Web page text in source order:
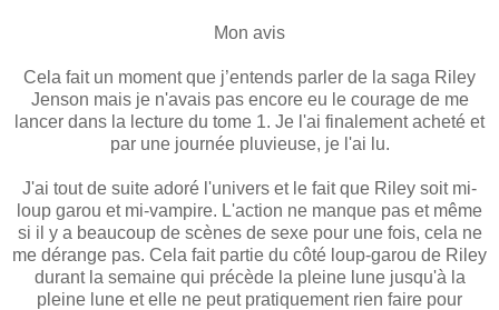
Mon avis
Cela fait un moment que j’entends parler de la saga Riley
Jenson mais je n'avais pas encore eu le courage de me
lancer dans la lecture du tome 1. Je l'ai finalement acheté et
par une journée pluvieuse, je l'ai lu.
J'ai tout de suite adoré l'univers et le fait que Riley soit mi-
loup garou et mi-vampire. L'action ne manque pas et même
si il y a beaucoup de scènes de sexe pour une fois, cela ne
me dérange pas. Cela fait partie du côté loup-garou de Riley
durant la semaine qui précède la pleine lune jusqu'à la
pleine lune et elle ne peut pratiquement rien faire pour